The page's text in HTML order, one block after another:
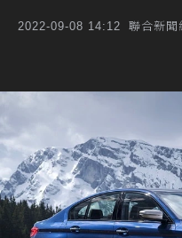
2022-09-08 14:12 聯合新聞